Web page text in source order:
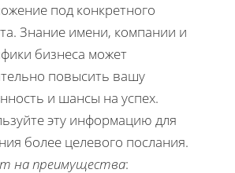
под конкретного
Знание имени, компании и
бизнеса может
повысить вашу
и шансы на успех.
эту информацию для
более целевого послания.
на преимущества: